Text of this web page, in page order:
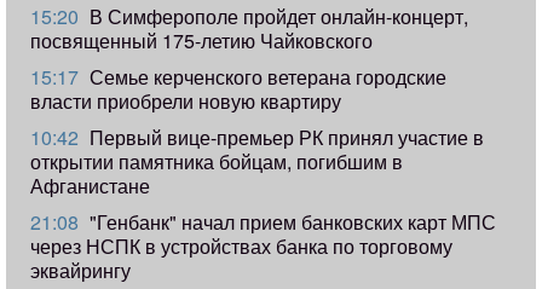
15:20 В Симферополе пройдет онлайн-концерт,
посвященный 175-летию Чайковского
15:17 Семье керченского ветерана городские
власти приобрели новую квартиру
10:42 Первый вице-премьер РК принял участие в
открытии памятника бойцам, погибшим в
Афганистане
21:08 "Генбанк" начал прием банковских карт МПС
через НСПК в устройствах банка по торговому
эквайрингу